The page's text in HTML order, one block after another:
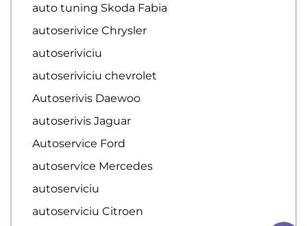
auto tuning Skoda Fabia
autoserivice Chrysler
autoseriviciu
autoseriviciu chevrolet
Autoserivis Daewoo
autoserivis Jaguar
Autoservice Ford
autoservice Mercedes
autoserviciu
autoserviciu Citroen